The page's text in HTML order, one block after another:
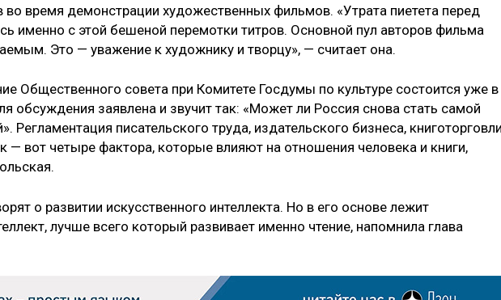
во время демонстрации художественных фильмов. «Утрата пиетета перед
именно с этой бешеной перемотки титров. Основной пул авторов фильма
Это — уважение к художнику и творцу», — считает она.
Общественного совета при Комитете Госдумы по культуре состоится уже в
обсуждения заявлена и звучит так: «Может ли Россия снова стать самой
Регламентация писательского труда, издательского бизнеса,
— вот четыре фактора, которые влияют на отношения человека и книги,
о развитии искусственного интеллекта. Но в его основе лежит
лучше всего который развивает именно чтение, напомнила глава